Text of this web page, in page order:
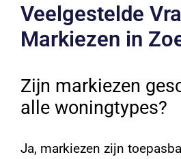
Veelgestelde
Markiezen in
Zijn markiezen
alle woningtypes?
Ja, markiezen zijn